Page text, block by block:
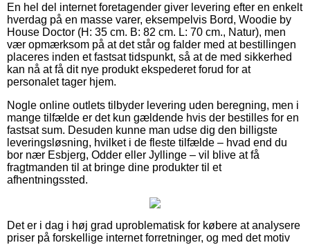
En hel del internet foretagender giver levering efter en enkelt
hverdag på en masse varer, eksempelvis Bord, Woodie by
House Doctor (H: 35 cm. B: 82 cm. L: 70 cm., Natur), men
vær opmærksom på at det står og falder med at bestillingen
placeres inden et fastsat tidspunkt, så at de med sikkerhed
kan nå at få dit nye produkt ekspederet forud for at
personalet tager hjem.
Nogle online outlets tilbyder levering uden beregning, men i
mange tilfælde er det kun gældende hvis der bestilles for en
fastsat sum. Desuden kunne man udse dig den billigste
leveringsløsning, hvilket i de fleste tilfælde – hvad end du
bor nær Esbjerg, Odder eller Jyllinge – vil blive at få
fragtmanden til at bringe dine produkter til et
afhentningssted.
Det er i dag i høj grad uproblematisk for købere at analysere
priser på forskellige internet forretninger, og med det motiv